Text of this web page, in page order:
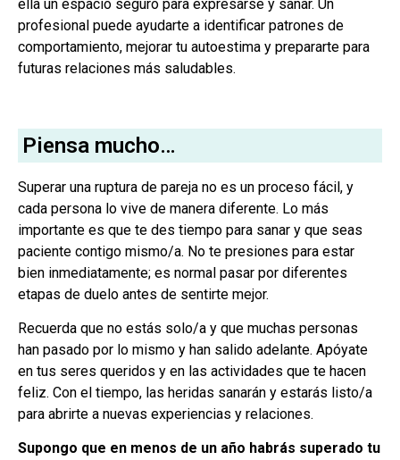
ella un espacio seguro para expresarse y sanar. Un
profesional puede ayudarte a identificar patrones de
comportamiento, mejorar tu autoestima y prepararte para
futuras relaciones más saludables.
Piensa mucho…
Superar una ruptura de pareja no es un proceso fácil, y
cada persona lo vive de manera diferente. Lo más
importante es que te des tiempo para sanar y que seas
paciente contigo mismo/a. No te presiones para estar
bien inmediatamente; es normal pasar por diferentes
etapas de duelo antes de sentirte mejor.
Recuerda que no estás solo/a y que muchas personas
han pasado por lo mismo y han salido adelante. Apóyate
en tus seres queridos y en las actividades que te hacen
feliz. Con el tiempo, las heridas sanarán y estarás listo/a
para abrirte a nuevas experiencias y relaciones.
Supongo que en menos de un año habrás superado tu